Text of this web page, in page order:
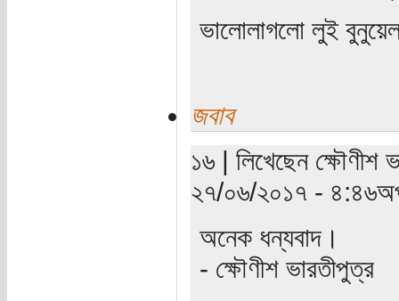
ভালোলাগলো লুই
জবাব
১৬ | লিখেছেন ক্ষৌণীশ
২৭/০৬/২০১৭ -
অনেক ধন্যবাদ।
- ক্ষৌণীশ ভারতীপুত্র